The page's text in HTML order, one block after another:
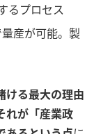
るプロセス
産が可能。製
ける最大の理由
れが「産業政